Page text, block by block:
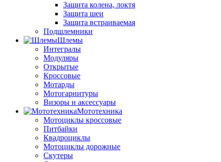
Защита колена, локтя
Защита шеи
Защита встраиваемая
Подшлемники
Шлемы
Интегралы
Модуляры
Открытые
Кроссовые
Мотарды
Мотогарнитуры
Визоры и аксессуары
Мототехника
Мотоциклы кроссовые
Питбайки
Квадроциклы
Мотоциклы дорожные
Скутеры